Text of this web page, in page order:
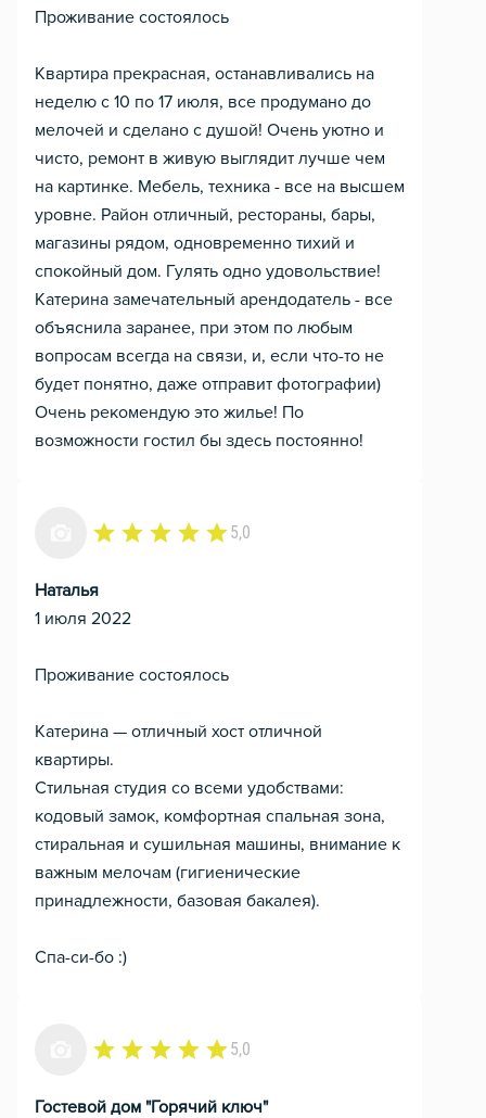
Проживание состоялось
Квартира прекрасная, останавливались на
неделю с 10 по 17 июля, все продумано до
мелочей и сделано с душой! Очень уютно и
чисто, ремонт в живую выглядит лучше чем
на картинке. Мебель, техника - все на высшем
уровне. Район отличный, рестораны, бары,
магазины рядом, одновременно тихий и
спокойный дом. Гулять одно удовольствие!
Катерина замечательный арендодатель - все
объяснила заранее, при этом по любым
вопросам всегда на связи, и, если что-то не
будет понятно, даже отправит фотографии)
Очень рекомендую это жилье! По
возможности гостил бы здесь постоянно!
5,0
Наталья
1 июля 2022
Проживание состоялось
Катерина — отличный хост отличной
квартиры.
Стильная студия со всеми удобствами:
кодовый замок, комфортная спальная зона,
стиральная и сушильная машины, внимание к
важным мелочам (гигиенические
принадлежности, базовая бакалея).
Спа-си-бо :)
5,0
Гостевой дом "Горячий ключ"